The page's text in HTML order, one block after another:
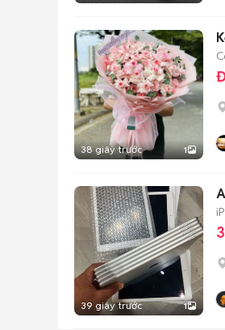
38 giây trước 1
39 giây trước 1